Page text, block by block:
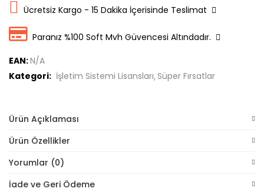
Ücretsiz Kargo - 15 Dakika İçerisinde Teslimat
Paranız %100 Soft Mvh Güvencesi Altındadır.
EAN:N/A
Kategori: İşletim Sistemi Lisansları Süper Fırsatlar
Ürün Açıklaması
Ürün Özellikler
Yorumlar (0)
İade ve Geri Ödeme